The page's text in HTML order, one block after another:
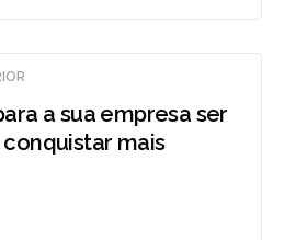
a sua empresa ser
mais